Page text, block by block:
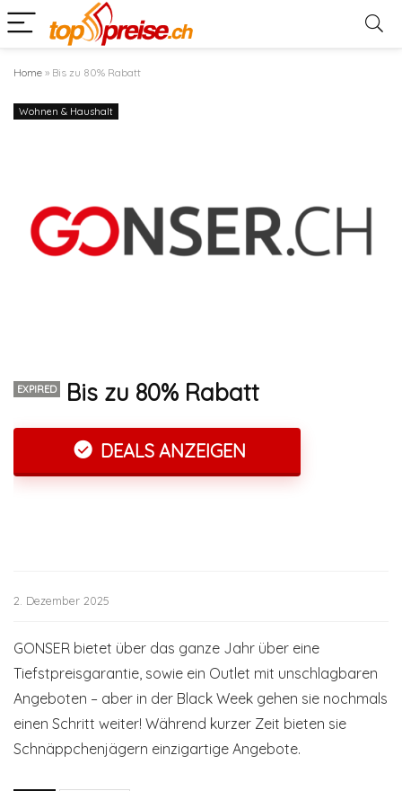
Home » Bis zu 80% Rabatt
Wohnen & Haushalt
EXPIRED Bis zu 80% Rabatt
DEALS ANZEIGEN
2. Dezember 2025
GONSER bietet über das ganze Jahr über eine
Tiefstpreisgarantie, sowie ein Outlet mit unschlagbaren
Angeboten – aber in der Black Week gehen sie nochmals
einen Schritt weiter! Während kurzer Zeit bieten sie
Schnäppchenjägern einzigartige Angebote.